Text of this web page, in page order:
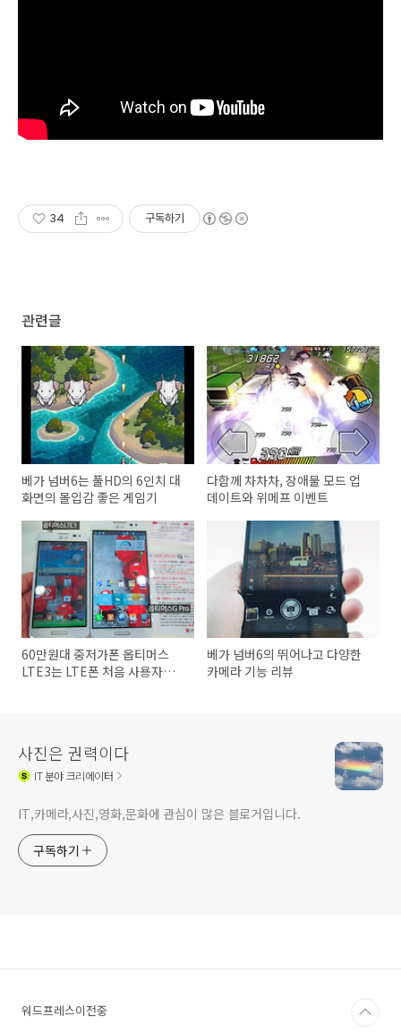
34 구독하기
관련글
베가 넘버6는 풀HD의 6인치 대
화면의 몰입감 좋은 게임기
다함께 차차차, 장애물 모드 업
데이트와 위메프 이벤트
60만원대 중저가폰 옵티머스
LTE3는 LTE폰 처음 사용자용
베가 넘버6의 뛰어나고 다양한
카메라 기능 리뷰
사진은 권력이다
IT분야 크리에이터
IT,카메라,사진,영화,문화에 관심이 많은 블로거입니다.
구독하기
워드프레스이전중